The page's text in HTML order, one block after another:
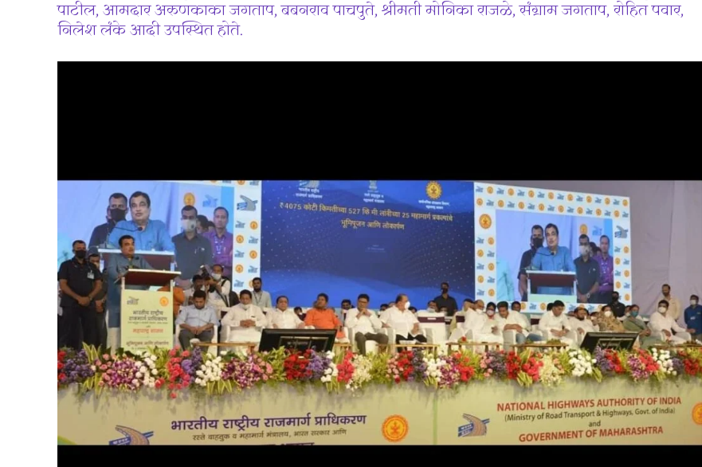
पाटील, आमदार अरुणकाका जगताप, बबनराव पाचपुते, श्रीमती मोनिका राजळे, संग्राम जगताप, रोहित पवार,
निलेश लंके आदी उपस्थित होते.